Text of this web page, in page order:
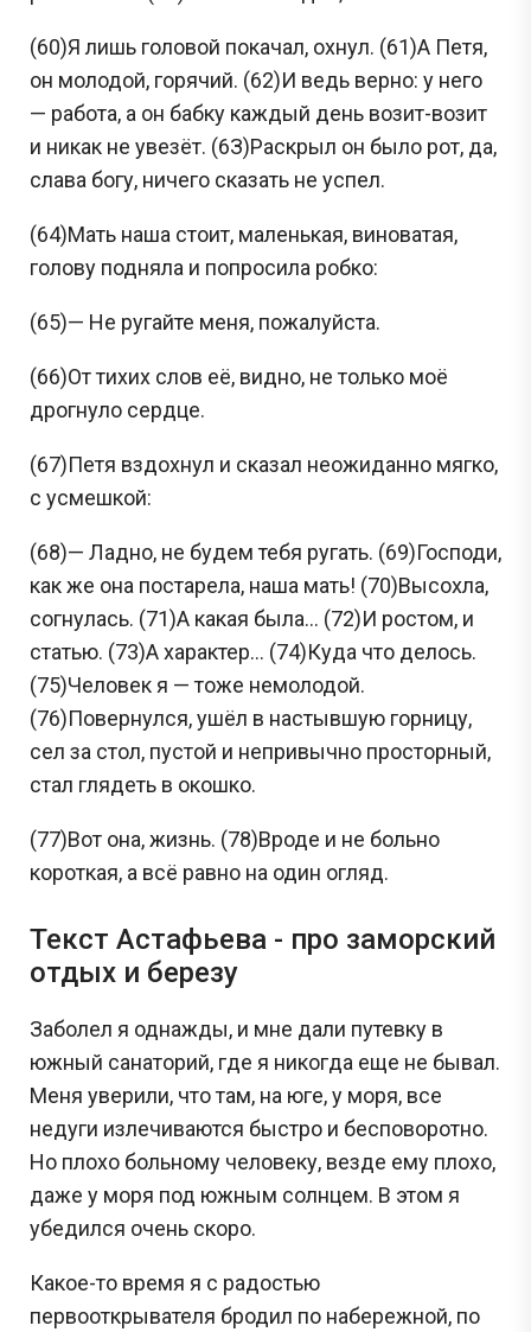
(60)Я лишь головой покачал, охнул. (61)А Петя,
он молодой, горячий. (62)И ведь верно: у него
— работа, а он бабку каждый день возит-возит
и никак не увезёт. (6З)Раскрыл он было рот, да,
слава богу, ничего сказать не успел.
(64)Мать наша стоит, маленькая, виноватая,
голову подняла и попросила робко:
(65)— Не ругайте меня, пожалуйста.
(66)От тихих слов её, видно, не только моё
дрогнуло сердце.
(67)Петя вздохнул и сказал неожиданно мягко,
с усмешкой:
(68)— Ладно, не будем тебя ругать. (69)Господи,
как же она постарела, наша мать! (70)Высохла,
согнулась. (71)А какая была... (72)И ростом, и
статью. (73)А характер... (74)Куда что делось.
(75)Человек я — тоже немолодой.
(76)Повернулся, ушёл в настывшую горницу,
сел за стол, пустой и непривычно просторный,
стал глядеть в окошко.
(77)Вот она, жизнь. (78)Вроде и не больно
короткая, а всё равно на один огляд.
Текст Астафьева - про заморский
отдых и березу
Заболел я однажды, и мне дали путевку в
южный санаторий, где я никогда еще не бывал.
Меня уверили, что там, на юге, у моря, все
недуги излечиваются быстро и бесповоротно.
Но плохо больному человеку, везде ему плохо,
даже у моря под южным солнцем. В этом я
убедился очень скоро.
Какое-то время я с радостью
первооткрывателя бродил по набережной, по
Задания с Дальнего востока присылаются выпускниками, уже прошедшими
экзамен, и представляют собой тексты заданий, которые они запомнили. До
начала проведения ЕГЭ на Дальнем востоке публикация реальных заданий не
осуществляется, поскольку они заранее никому не известны.
Перейти